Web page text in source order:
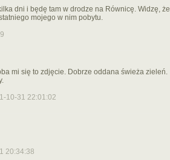
dni i będę tam w drodze na Równicę. Widzę, że
mojego w nim pobytu.
mi się to zdjęcie. Dobrze oddana świeża zieleń.
10-31 22:01:02
20:34:38